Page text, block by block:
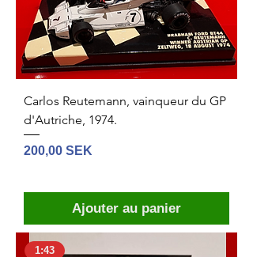
Carlos Reutemann, vainqueur du GP
d'Autriche, 1974.
Prix
200,00 SEK
Ajouter au panier
1:43